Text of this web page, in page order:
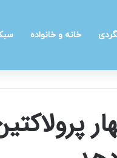
خانه و خانواده